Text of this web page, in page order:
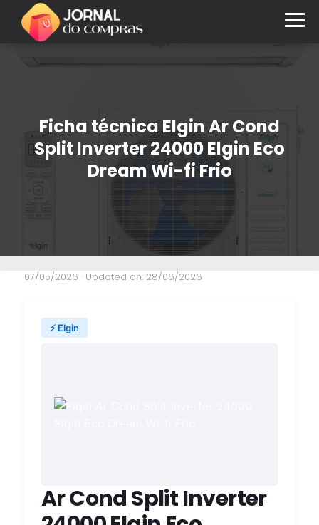
Ficha técnica Elgin Ar Cond
Split Inverter 24000 Elgin Eco
Dream Wi-fi Frio
07/05/2026 · Updated on: 28/06/2026
⚡ Elgin
Ar Cond Split Inverter